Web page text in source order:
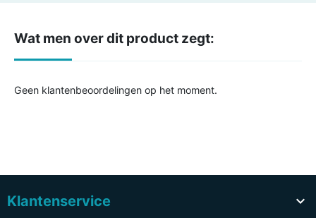
Wat men over dit product zegt:
Geen klantenbeoordelingen op het moment.
Klantenservice 